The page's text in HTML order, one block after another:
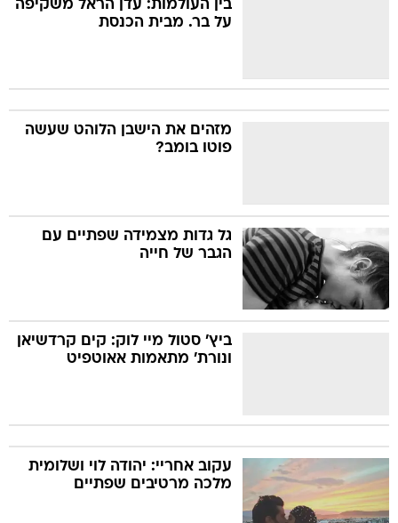
בין העולמות: עדן הראל משקיפה
על בר. מבית הכנסת
מזהים את הישבן הלוהט שעשה
פוטו בומב?
גל גדות מצמידה שפתיים עם
הגבר של חייה
ביץ' סטול מיי לוק: קים קרדשיאן
ונורת' מתאמות אאוטפיט
עקוב אחריי: יהודה לוי ושלומית
מלכה מרטיבים שפתיים